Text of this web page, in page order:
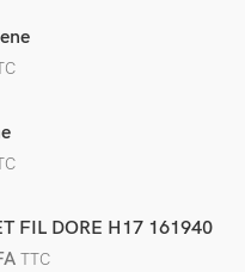
FIL DORE H17 161940
TTC